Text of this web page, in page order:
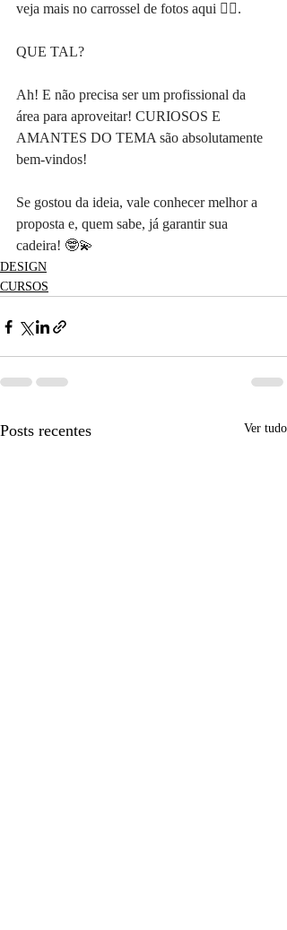
veja mais no carrossel de fotos aqui 👆🏽.
QUE TAL?
Ah! E não precisa ser um profissional da
área para aproveitar! CURIOSOS E
AMANTES DO TEMA são absolutamente
bem-vindos!
Se gostou da ideia, vale conhecer melhor a
proposta e, quem sabe, já garantir sua
cadeira! 🤓💫
DESIGN
CURSOS
Posts recentes Ver tudo